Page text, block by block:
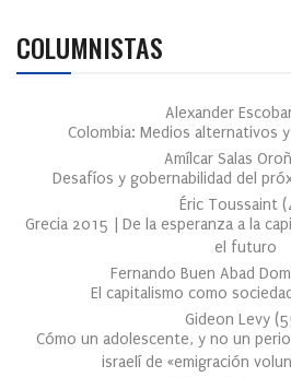
COLUMNISTAS
Alexander
Colombia: Medios alternativos
Amílcar Salas
Desafíos y gobernabilidad del
Éric Toussaint (
Grecia 2015 | De la esperanza a la
el futuro
Fernando Buen Abad
El capitalismo como
Gideon Levy (
Cómo un adolescente, y no un
israelí de «emigración